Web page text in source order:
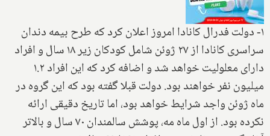
۱- دولت فدرال کانادا امروز اعلان کرد که طرح بیمه دندان
سراسری کانادا از ۲۷ ژوئن شامل کودکان زیر ۱۸ سال و افراد
دارای معلولیت خواهد شد و اضافه کرد که این افراد ۱.۲
میلیون نفر خواهند بود. دولت قبلا گفته بود که این گروه در
ماه ژوئن واجد شرایط خواهد بود، اما تاریخ دقیقی ارائه
نکرده بود. از اول ماه مه، پوشش سالمندان ۷۰ سال و بالاتر